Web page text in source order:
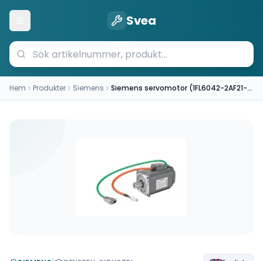
Öppna meny Svea
Hem Produkter Siemens Siemens servomotor (1FL6042-2AF21-1LB1)